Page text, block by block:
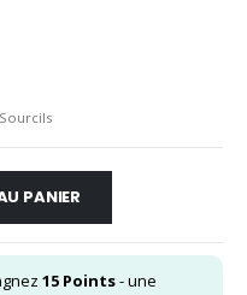
PANIER
15 Points- une